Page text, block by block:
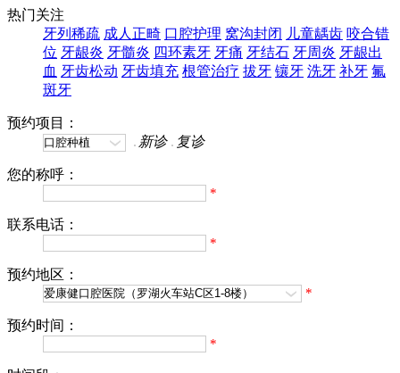
热门关注
牙列稀疏 成人正畸 口腔护理 窝沟封闭 儿童龋齿 咬合错
位 牙龈炎 牙髓炎 四环素牙 牙痛 牙结石 牙周炎 牙龈出
血 牙齿松动 牙齿填充 根管治疗 拔牙 镶牙 洗牙 补牙 氟
斑牙
预约项目：
新诊
复诊
您的称呼：
*
联系电话：
*
预约地区：
*
预约时间：
*